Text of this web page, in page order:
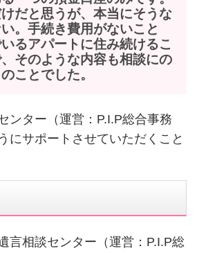
だと思うが、本当にそうな
。手続き費用がないこと
るアパートに住み続けるこ
そのような内容も相談にの
ことでした。
ンター（運営：P.I.P総合事務
にサポートさせていただくこと
言相談センター（運営：P.I.P総